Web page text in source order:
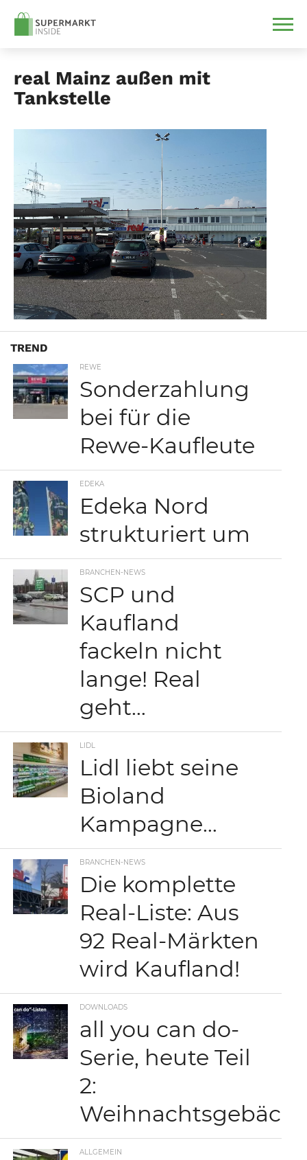
real Mainz außen mit
Tankstelle
TREND
REWE
Sonderzahlung
bei für die
Rewe-Kaufleute
EDEKA
Edeka Nord
strukturiert um
BRANCHEN-NEWS
SCP und
Kaufland
fackeln nicht
lange! Real
geht…
LIDL
Lidl liebt seine
Bioland
Kampagne…
BRANCHEN-NEWS
Die komplette
Real-Liste: Aus
92 Real-Märkten
wird Kaufland!
DOWNLOADS
all you can do-
Serie, heute Teil
2:
Weihnachtsgebäck
ALLGEMEIN